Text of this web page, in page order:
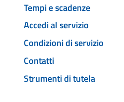
Tempi e scadenze
Accedi al servizio
Condizioni di servizio
Contatti
Strumenti di tutela